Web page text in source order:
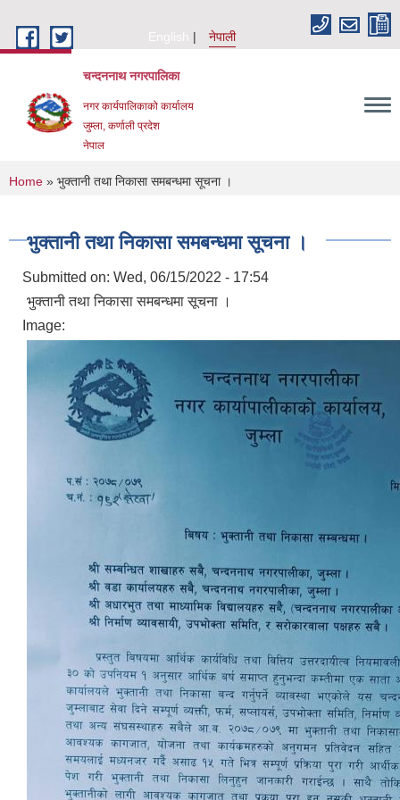
English
नेपाली
चन्दननाथ नगरपालिका
नगर कार्यपालिकाको कार्यालय
जुम्ला, कर्णाली प्रदेश
नेपाल
You are here
Home » भुक्तानी तथा निकासा समबन्धमा सूचना ।
भुक्तानी तथा निकासा समबन्धमा सूचना ।
Submitted on: Wed, 06/15/2022 - 17:54
भुक्तानी तथा निकासा समबन्धमा सूचना ।
Image: